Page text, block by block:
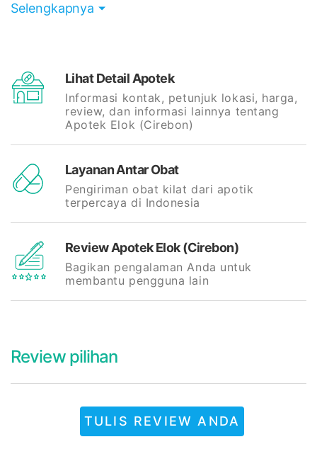
Selengkapnya
Lihat Detail Apotek
Informasi kontak, petunjuk lokasi, harga,
review, dan informasi lainnya tentang
Apotek Elok (Cirebon)
Layanan Antar Obat
Pengiriman obat kilat dari apotik
terpercaya di Indonesia
Review Apotek Elok (Cirebon)
Bagikan pengalaman Anda untuk
membantu pengguna lain
Review pilihan
TULIS REVIEW ANDA